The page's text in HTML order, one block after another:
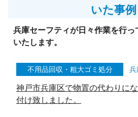
いた事例
兵庫セーフティが日々作業を行っ
いたします。
不用品回収・粗大ゴミ処分 兵
神戸市兵庫区で物置の代わりに
付け致しました。